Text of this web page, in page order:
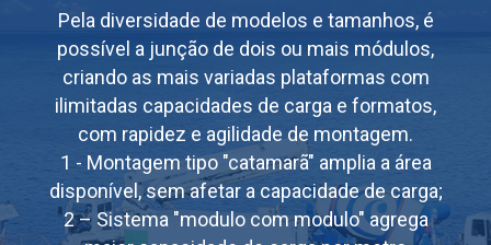
Pela diversidade de modelos e tamanhos, é
possível a junção de dois ou mais módulos,
criando as mais variadas plataformas com
ilimitadas capacidades de carga e formatos,
com rapidez e agilidade de montagem.
1 - Montagem tipo "catamarã" amplia a área
disponível, sem afetar a capacidade de carga;
2 – Sistema "modulo com modulo" agrega